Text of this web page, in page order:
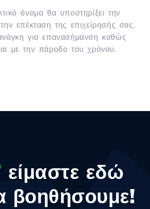
όνομα θα υποστηρίξει την
επέκταση της επιχείρησής σας,
για επανασήμανση καθώς
με την πάροδο του χρόνου.
είμαστε εδώ
βοηθήσουμε!